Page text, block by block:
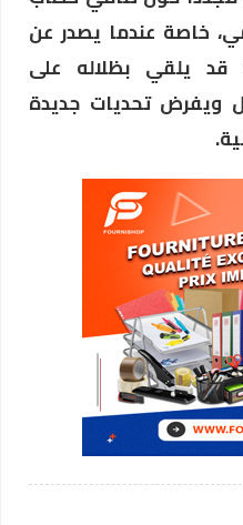
خاصة عندما يصدر عن
قد يلقي بظلاله على
ويفرض تحديات جديدة